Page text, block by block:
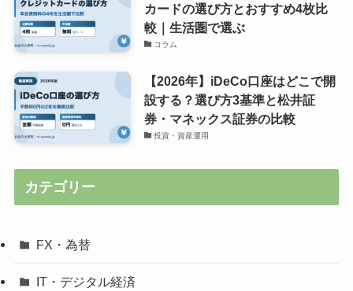
カードの選び方とおすすめ4枚比
較｜生活圏で選ぶ
コラム
【2026年】iDeCo口座はどこで開
設する？選び方3基準と松井証
券・マネックス証券の比較
投資・資産運用
カテゴリー
FX・為替
IT・デジタル経済